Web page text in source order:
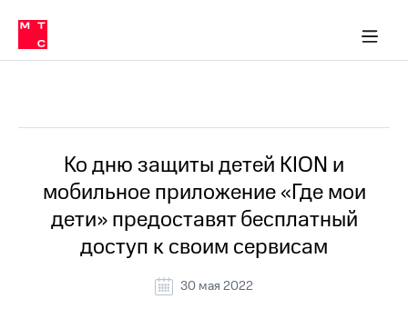
Медиа-центр
и акционерам
Устойчивое развитие
Комплаенс и деловая этика
компании
Карьера
История
компании
Руководство
региона
информация
в МТС
Пресс-
релизы
МТС
о технологиях
Ко дню защиты детей KION и
мобильное приложение «Где мои
дети» предоставят бесплатный
доступ к своим сервисам
30 мая 2022